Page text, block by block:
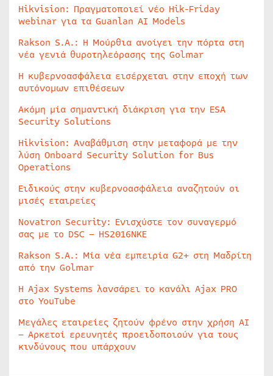
Hikvision: Πραγματοποιεί νέο Hik-Friday
webinar για τα Guanlan AI Models
Rakson S.A.: Η Μούρθια ανοίγει την πόρτα στη
νέα γενιά θυροτηλεόρασης της Golmar
Η κυβερνοασφάλεια εισέρχεται στην εποχή των
αυτόνομων επιθέσεων
Ακόμη μία σημαντική διάκριση για την ESA
Security Solutions
Hikvision: Αναβάθμιση στην μεταφορά με την
λύση Onboard Security Solution for Bus
Operations
Ειδικούς στην κυβερνοασφάλεια αναζητούν οι
μισές εταιρείες
Novatron Security: Ενισχύστε τον συναγερμό
σας με το DSC – HS2016NKE
Rakson S.A.: Μία νέα εμπειρία G2+ στη Μαδρίτη
από την Golmar
Η Ajax Systems λανσάρει το κανάλι Ajax PRO
στο YouTube
Μεγάλες εταιρείες ζητούν φρένο στην χρήση AI
– Αρκετοί ερευνητές προειδοποιούν για τους
κινδύνους που υπάρχουν